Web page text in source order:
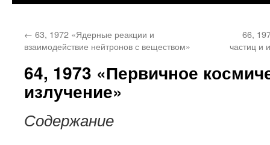
← 63, 1972 «Ядерные реакции и
взаимодействие нейтронов с веществом»
66,
частиц и
64, 1973 «Первичное
излучение»
Содержание